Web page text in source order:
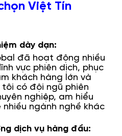
Việt Tín
dày dạn:
đã hoạt động nhiều
vực phiên dịch, phục
khách hàng lớn và
tôi có đội ngũ phiên
nghiệp, am hiểu
nhiều ngành nghề khác
dịch vụ hàng đầu: